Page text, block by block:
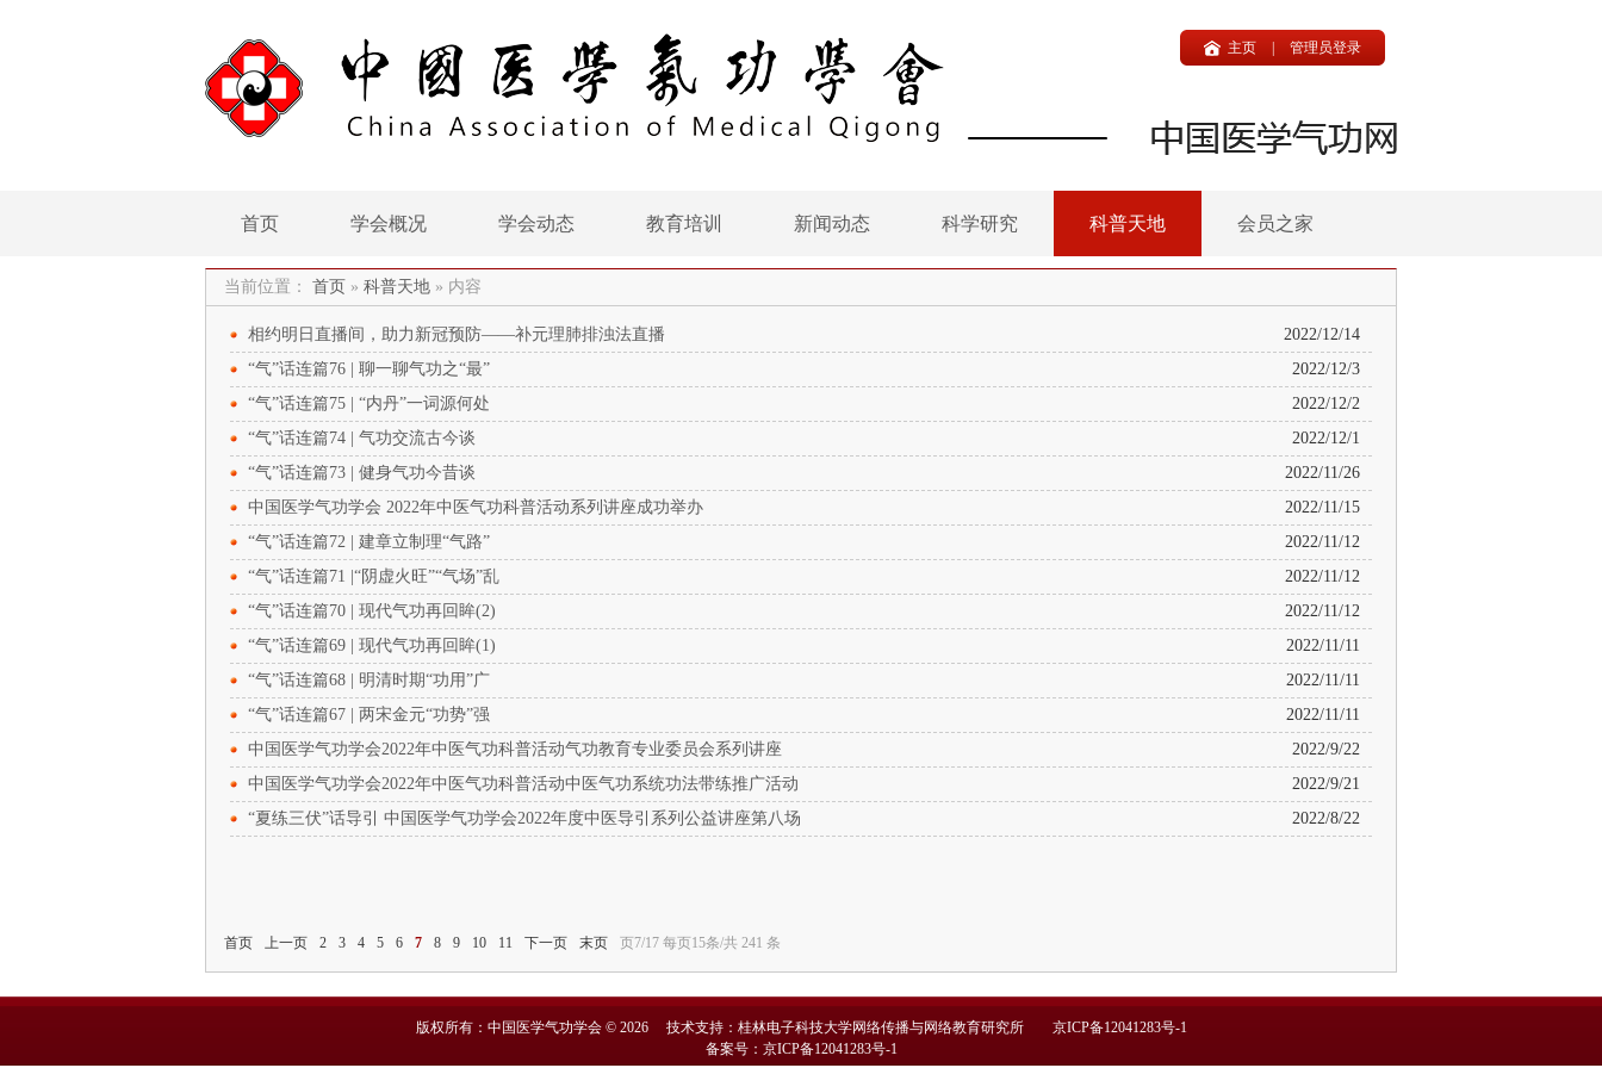
主页 管理员登录
首页 学会概况 学会动态 教育培训 新闻动态 科学研究 科普天地 会员之家
当前位置： 首页 » 科普天地 » 内容
相约明日直播间，助力新冠预防——补元理肺排浊法直播
2022/12/14
“气”话连篇76 | 聊一聊气功之“最”
2022/12/3
“气”话连篇75 | “内丹”一词源何处
2022/12/2
“气”话连篇74 | 气功交流古今谈
2022/12/1
“气”话连篇73 | 健身气功今昔谈
2022/11/26
中国医学气功学会 2022年中医气功科普活动系列讲座成功举办
2022/11/15
“气”话连篇72 | 建章立制理“气路”
2022/11/12
“气”话连篇71 |“阴虚火旺”“气场”乱
2022/11/12
“气”话连篇70 | 现代气功再回眸(2)
2022/11/12
“气”话连篇69 | 现代气功再回眸(1)
2022/11/11
“气”话连篇68 | 明清时期“功用”广
2022/11/11
“气”话连篇67 | 两宋金元“功势”强
2022/11/11
中国医学气功学会2022年中医气功科普活动气功教育专业委员会系列讲座
2022/9/22
中国医学气功学会2022年中医气功科普活动中医气功系统功法带练推广活动
2022/9/21
“夏练三伏”话导引 中国医学气功学会2022年度中医导引系列公益讲座第八场
2022/8/22
首页 上一页 2 3 4 5 6 7 8 9 10 11 下一页 末页 页7/17 每页15条/共 241 条
版权所有：中国医学气功学会 © 2026 技术支持：桂林电子科技大学网络传播与网络教育研究所 京ICP备12041283号-1
备案号：京ICP备12041283号-1